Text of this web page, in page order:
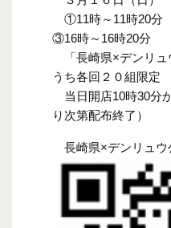
①11時～11時20分
③16時～16時20分
「長崎県×デンリュ
うち各回２０組限定
当日開店10時30分
り次第配布終了）
長崎県×デンリュ